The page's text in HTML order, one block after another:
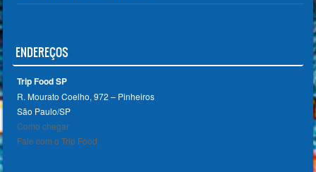
ENDEREÇOS
Trip Food SP
R. Mourato Coelho, 972 – Pinheiros
São Paulo/SP ‎
Como chegar
Fale com o Trip Food